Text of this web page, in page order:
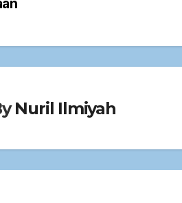
Nuril Ilmiyah